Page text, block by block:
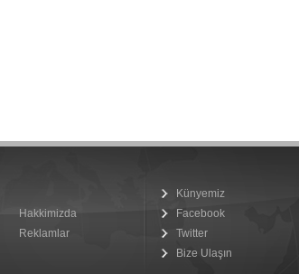
Hakkimizda
Reklamlar
Künyemiz
Facebook
Twitter
Bize Ulaşın